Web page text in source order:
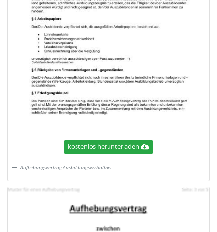
kostenlos herunterladen
Aufhebungsvertrag Ausbildungsverhaltnis